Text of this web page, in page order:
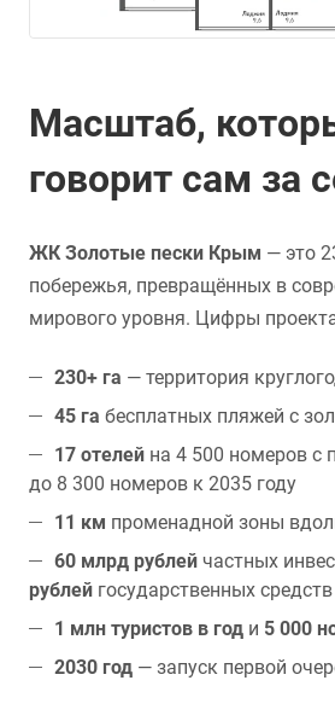
Масштаб,
говорит сам за
ЖК Золотые пески Крым — это
побережья, превращённых в
мирового уровня. Цифры
230+ га — территория
45 га бесплатных пляжей с
17 отелей на 4 500 номеров с
до 8 300 номеров к 2035 году
11 км променадной зоны
60 млрд рублей частных
рублей государственных средств
1 млн туристов в год и 5 000
2030 год — запуск первой